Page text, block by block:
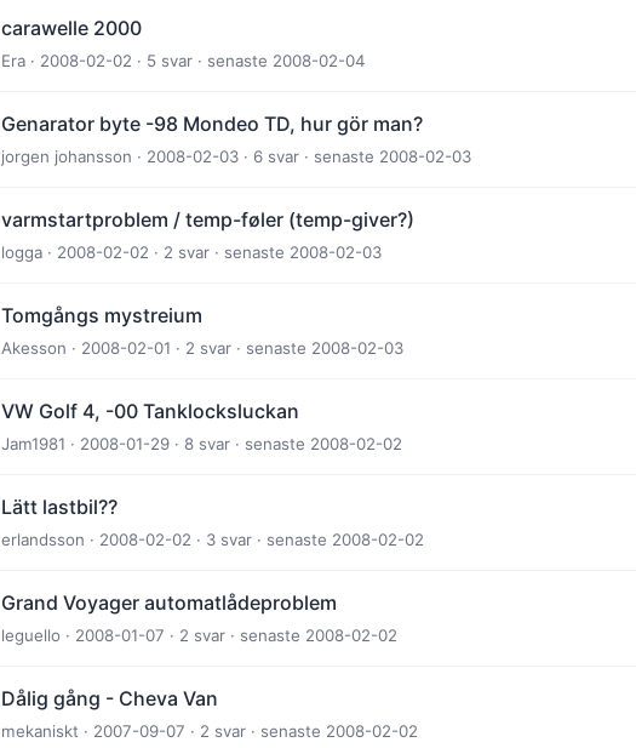
carawelle 2000
Era · 2008-02-02 · 5 svar · senaste 2008-02-04
Genarator byte -98 Mondeo TD, hur gör man?
jorgen johansson · 2008-02-03 · 6 svar · senaste 2008-02-03
varmstartproblem / temp-føler (temp-giver?)
logga · 2008-02-02 · 2 svar · senaste 2008-02-03
Tomgångs mystreium
Akesson · 2008-02-01 · 2 svar · senaste 2008-02-03
VW Golf 4, -00 Tanklocksluckan
Jam1981 · 2008-01-29 · 8 svar · senaste 2008-02-02
Lätt lastbil??
erlandsson · 2008-02-02 · 3 svar · senaste 2008-02-02
Grand Voyager automatlådeproblem
leguello · 2008-01-07 · 2 svar · senaste 2008-02-02
Dålig gång - Cheva Van
mekaniskt · 2007-09-07 · 2 svar · senaste 2008-02-02